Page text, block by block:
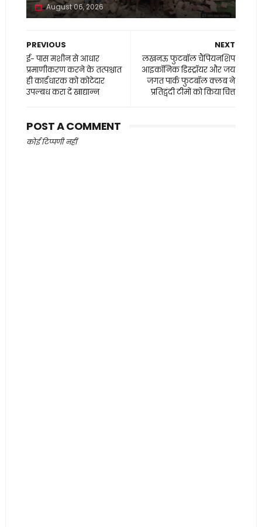
August 06, 2026
NEXT
लखनऊ फुटबॉल चैंपियनशिप
आइकॉनिक डिस्ट्रॉयर और जय
जगत पार्क फुटबॉल क्लब ने
प्रतिद्वंदी टीमों को किया चित्त
PREVIOUS
ई- पास मशीन से आधार
प्रमाणीकरण करने के तत्पश्चात
ही कार्डधारक को कोटेदार
उपल्बध करा दें खाद्यान्न
POST A COMMENT
कोई टिप्पणी नहीं